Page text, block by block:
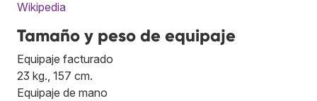
Wikipedia
Tamaño y peso de equipaje
Equipaje facturado
23 kg., 157 cm.
Equipaje de mano